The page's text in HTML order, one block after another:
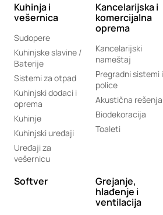
Kuhinja i
vešernica
Sudopere
Kuhinjske slavine /
Baterije
Sistemi za otpad
Kuhinjski dodaci i
oprema
Kuhinje
Kuhinjski uređaji
Uređaji za
vešernicu
Kancelarijska i
komercijalna
oprema
Kancelarijski
nameštaj
Pregradni sistemi i
police
Akustična rešenja
Biodekoracija
Toaleti
Softver
Grejanje,
hlađenje i
ventilacija